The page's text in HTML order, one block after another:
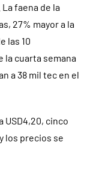
faena de la
27% mayor a la
las 10
la cuarta semana
a 38 mil tec en el
USD4,20, cinco
los precios se